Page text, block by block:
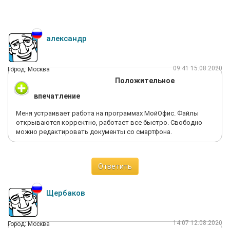
александр
Город: Москва 09:41 15.08.2020
Положительное
впечатление
Меня устраивает работа на программах МойОфис. Файлы
открываются корректно, работает все быстро. Свободно
можно редактировать документы со смартфона.
Ответить
Щербаков
Город: Москва 14:07 12.08.2020